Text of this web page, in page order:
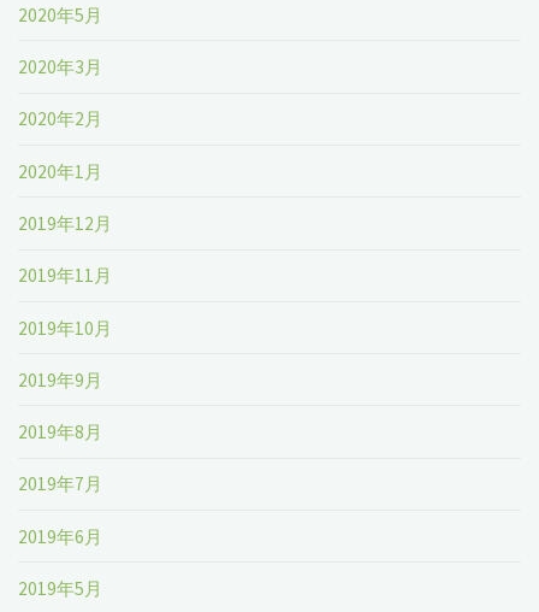
2020年5月
2020年3月
2020年2月
2020年1月
2019年12月
2019年11月
2019年10月
2019年9月
2019年8月
2019年7月
2019年6月
2019年5月